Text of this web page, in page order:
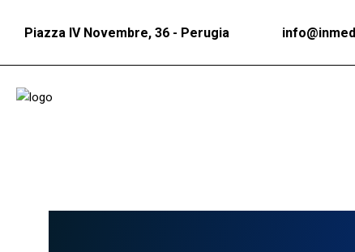
Piazza IV Novembre, 36 - Perugia